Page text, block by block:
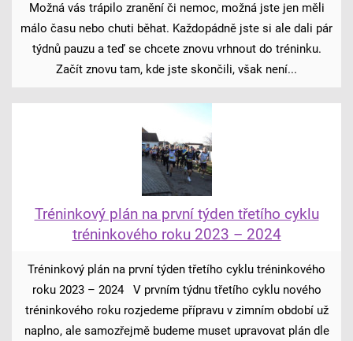
Možná vás trápilo zranění či nemoc, možná jste jen měli
málo času nebo chuti běhat. Každopádně jste si ale dali pár
týdnů pauzu a teď se chcete znovu vrhnout do tréninku.
Začít znovu tam, kde jste skončili, však není...
Tréninkový plán na první týden třetího cyklu
tréninkového roku 2023 – 2024
Tréninkový plán na první týden třetího cyklu tréninkového
roku 2023 – 2024 V prvním týdnu třetího cyklu nového
tréninkového roku rozjedeme přípravu v zimním období už
naplno, ale samozřejmě budeme muset upravovat plán dle